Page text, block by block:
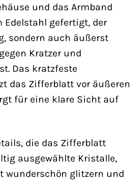
und das Armband
Edelstahl gefertigt, der
sondern auch äußerst
Kratzer und
Das kratzfeste
das Zifferblatt vor äußeren
für eine klare Sicht auf
die das Zifferblatt
ausgewählte Kristalle,
wunderschön glitzern und